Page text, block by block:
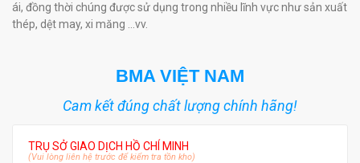
ái, đồng thời chúng được sử dụng trong nhiều lĩnh vực như sản xuất
thép, dệt may, xi măng ...vv.
BMA VIỆT NAM
Cam kết đúng chất lượng chính hãng!
TRỤ SỞ GIAO DỊCH HỒ CHÍ MINH
(Vui lòng liên hệ trước để kiểm tra tồn kho)